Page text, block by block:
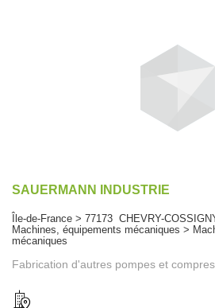
SAUERMANN INDUSTRIE
Île-de-France > 77173 CHEVRY-
Machines, équipements mécaniques >
mécaniques
Fabrication d'autres pompes et